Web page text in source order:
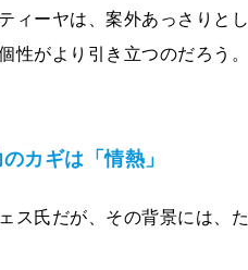
ィーヤは、案外あっさりと
性がより引き立つのだろう
カギは「情熱」
ス氏だが、その背景には、